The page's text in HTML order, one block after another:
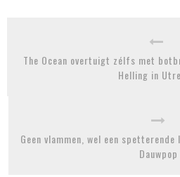
The Ocean overtuigt zélfs met
Helling in
Geen vlammen, wel een
Dauwpop